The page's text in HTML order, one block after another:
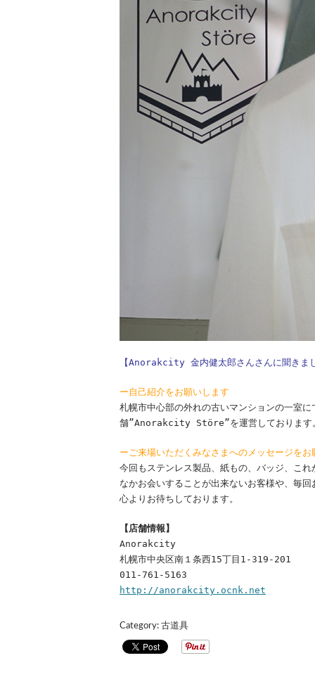
【Anorakcity 金内健太郎さんさんに聞きま
ー自己紹介をお願いします
札幌市中心部の外れの古いマンションの一室
舗”Anorakcity Störe”を運営しております
ーご来場いただくみなさまへのメッセージをお
今回もステンレス製品、紙もの、バッジ、こ
なかお会いすることが出来ないお客様や、毎
心よりお待ちしております。
【店舗情報】
Anorakcity
札幌市中央区南１条西15丁目1-319-201
011-761-5163
http://anorakcity.ocnk.net
Category: 古道具